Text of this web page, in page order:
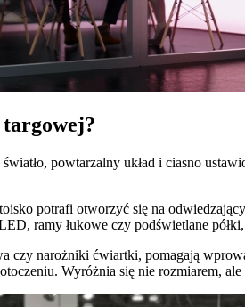
targowej?
powtarzalny układ i ciasno
potrafi otworzyć się na
ramy łukowe czy podświetlane
czy narożniki ćwiartki, pomagają
Wyróżnia się nie rozmiarem,